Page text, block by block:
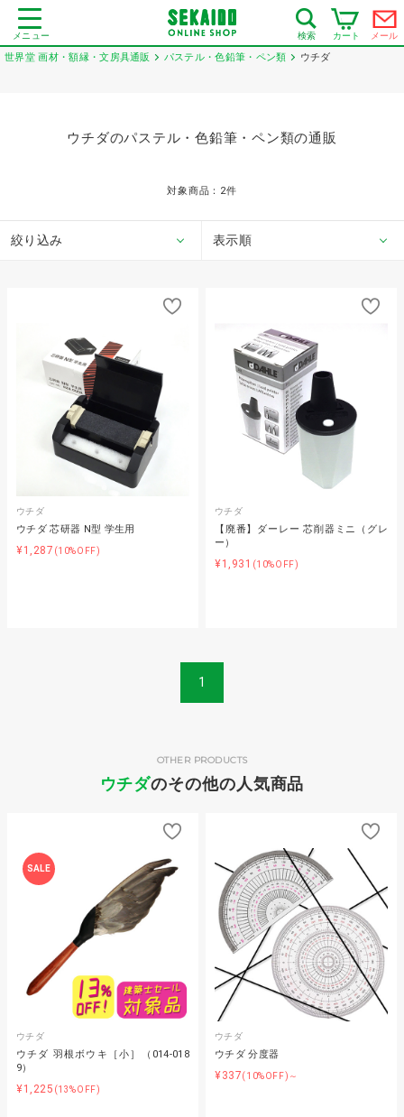
メニュー 検索 カート メール
世界堂 画材・額縁・文房具通販 パステル・色鉛筆・ペン類 ウチダ
ウチダのパステル・色鉛筆・ペン類の通販
対象商品： 2件
絞り込み 表示順
ウチダ
ウチダ 芯研器 N型 学生用
¥1,287 (10%OFF)
ウチダ
【廃番】ダーレー 芯削器ミニ（グレ
ー）
¥1,931 (10%OFF)
1
ウチダのその他の人気商品
OTHER PRODUCTS
SALE
ウチダ
ウチダ 羽根ボウキ［小］（014-018
9）
¥1,225 (13%OFF)
ウチダ
ウチダ 分度器
¥337(10%OFF)～